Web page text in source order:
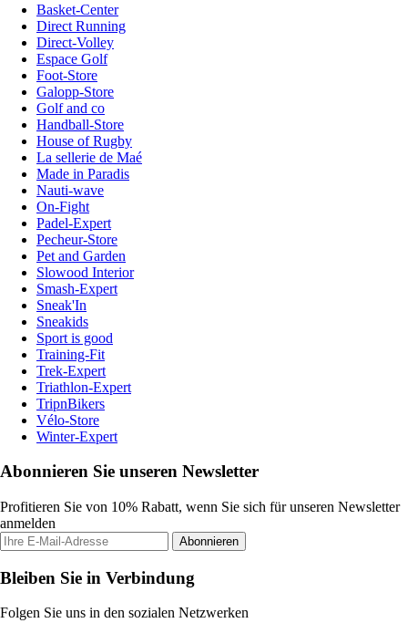
Basket-Center
Direct Running
Direct-Volley
Espace Golf
Foot-Store
Galopp-Store
Golf and co
Handball-Store
House of Rugby
La sellerie de Maé
Made in Paradis
Nauti-wave
On-Fight
Padel-Expert
Pecheur-Store
Pet and Garden
Slowood Interior
Smash-Expert
Sneak'In
Sneakids
Sport is good
Training-Fit
Trek-Expert
Triathlon-Expert
TripnBikers
Vélo-Store
Winter-Expert
Abonnieren Sie unseren Newsletter
Profitieren Sie von 10% Rabatt, wenn Sie sich für unseren Newsletter
anmelden
Abonnieren
Bleiben Sie in Verbindung
Folgen Sie uns in den sozialen Netzwerken